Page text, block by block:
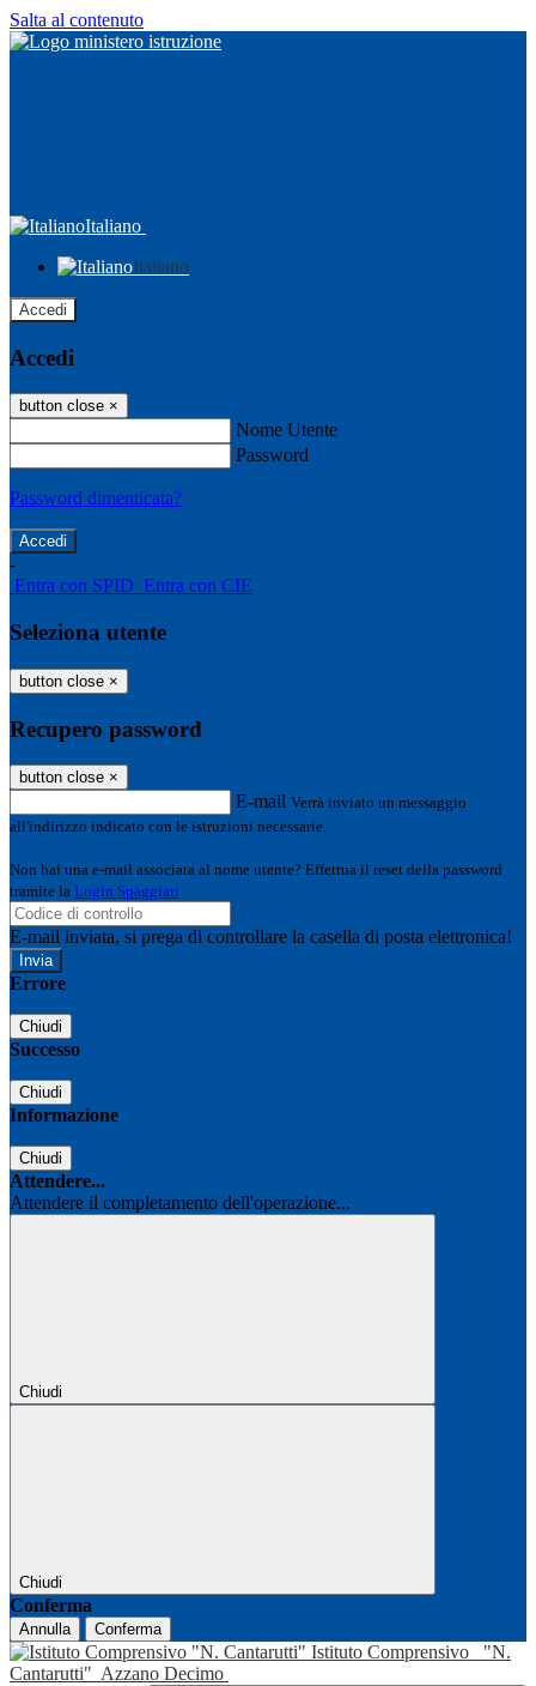
Salta al contenuto
Italiano
Italiano
Accedi
Accedi
button close ×
Nome Utente
Password
Password dimenticata?
-
Entra con SPID Entra con CIE
Seleziona utente
button close ×
Recupero password
button close ×
E-mail Verrà inviato un messaggio
all'indirizzo indicato con le istruzioni necessarie.
Non hai una e-mail associata al nome utente? Effettua il reset della password
tramite la Login Spaggiari
E-mail inviata, si prega di controllare la casella di posta elettronica!
Errore
Chiudi
Successo
Chiudi
Informazione
Chiudi
Attendere...
Attendere il completamento dell'operazione...
Chiudi
Chiudi
Conferma
Annulla Conferma
Istituto Comprensivo
"N.
Cantarutti" Azzano Decimo